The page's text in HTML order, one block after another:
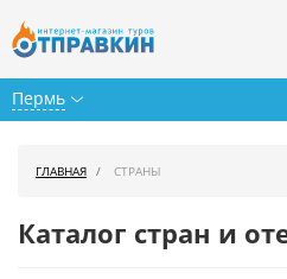
Пермь
ГЛАВНАЯ СТРАНЫ
Каталог стран и